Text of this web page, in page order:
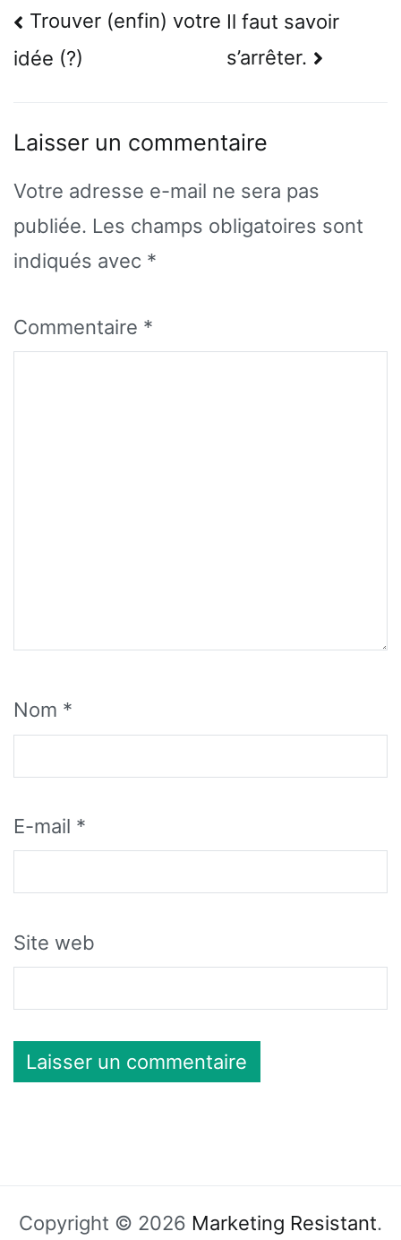
Navigation
de
Trouver (enfin) votre
idée (?)
Il faut savoir
s’arrêter.
Laisser un commentaire
Votre adresse e-mail ne sera pas
publiée. Les champs obligatoires sont
indiqués avec *
Commentaire *
Nom *
E-mail *
Site web
Copyright © 2026 Marketing Resistant.